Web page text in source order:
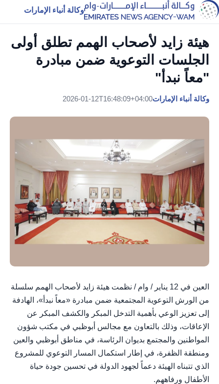
وكالة أنباء الإمارات
هيئة زايد لأصحاب الهمم تطلق أولى
الجلسات التوعوية ضمن مبادرة
"معاً نبدأ"
وكالة أنباء الإمارات2026-01-12T16:48:09+04:00
العين في 12 يناير / وام / نظمت هيئة زايد لأصحاب الهمم سلسلة
من الورش التوعوية المجتمعية ضمن مبادرة «معاً نبدأ»، الهادفة
إلى تعزيز الوعي بأهمية التدخل المبكر والكشف المبكر عن
الإعاقات، وذلك بالتعاون مع مجالس أبوظبي في مكتب شؤون
المواطنين والمجتمع بديوان الرئاسة، في مناطق أبوظبي والعين
ومنطقة الظفرة، في إطار استكمال المسار التوعوي للمشروع
الذي تتبناه الهيئة دعماً لجهود الدولة في تحسين جودة حياة
الأطفال ورفاههم.